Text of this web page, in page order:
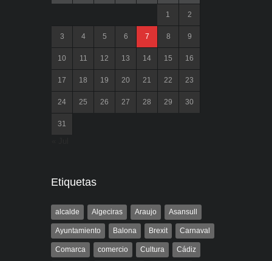
1 2
3 4 5 6 7 8 9
10 11 12 13 14 15 16
17 18 19 20 21 22 23
24 25 26 27 28 29 30
31
Etiquetas
alcalde Algeciras Araujo Asansull
Ayuntamiento Balona Brexit Carnaval
Comarca comercio Cultura Cádiz